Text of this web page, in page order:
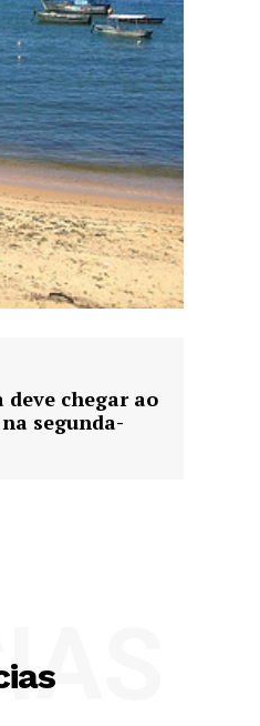
chegar ao
segunda-